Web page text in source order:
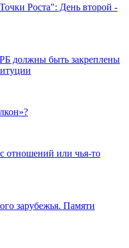
Роста": День второй -
должны быть закреплены
отношений или чья-то
зарубежья. Памяти